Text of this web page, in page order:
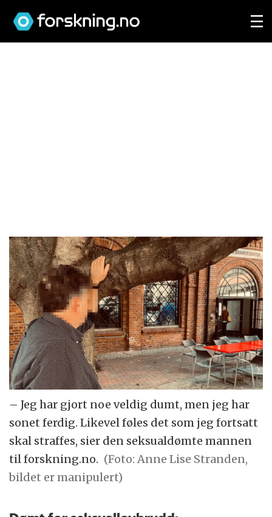
– Jeg har gjort noe veldig dumt, men jeg har
sonet ferdig. Likevel føles det som jeg fortsatt
skal straffes, sier den seksualdømte mannen
til forskning.no. (Foto: Anne Lise Stranden,
bildet er manipulert)